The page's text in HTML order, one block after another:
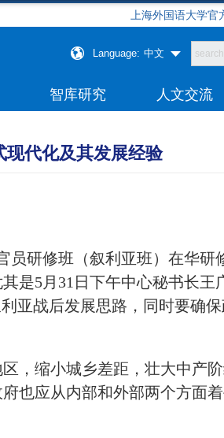
上海外国语大学官
Language: 中文
智库研究 人文交流
现代化及其发展经验
员研修班（叙利亚班）在华研
是5月31日下午中心秘书长王
亚战后发展思路，同时要确保
，缩小城乡差距，壮大中产
也应从内部和外部两个方面